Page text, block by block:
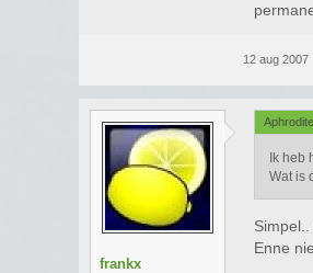
12 aug 2007
frankx
Ik
Wat is
Enne